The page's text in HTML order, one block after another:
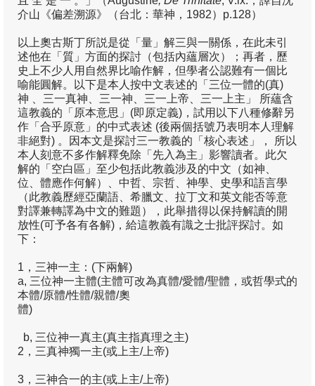
季報19
季報18
季報17
季報16
季報15
季報14
季報13
季報12
季報10
季報08
介山《偏差溯源》（台北：華神，1982）p.128）
以上奧古斯丁所説是從「量」解三與一關係，在此未引
述他在「質」方面的探討（包括內蘊層次）；再者，歷
史上不少人用自然界比喻作解，但學者公認難有一個比
喻能圓解。以下是本人按中文表述的「三位一體的(真)
神 、三一真神、三一神、三一上帝、三一上主」 所蘊含
這教義的「原本意思」(即原定義)，試用以下八種修辭另
作「合乎原意」的中式表述 (後兩個括號乃表明本人理解
非絕對) 。因本文是探討三一教義的「核心表述」， 所以
本人刻意不多作解釋免除「先入為主」影響讀者。此欠
解的「空白區」至少包括此教義涉及的中文（如神、
位、體應作何解）、中哲、宗哲、神學、史學和語言學
（此教義歷經亞蘭語、希臘文、拉丁文和英文能否等意
對譯兼轉譯為中文的難題），此舉措得以保持解讀的開
放性(可予各有各解)，給這教義有識之士批評探討。如
下：
1，三神一主：(下兩解)
a, 三位神一主體(主體可改為真體/愛體/聖體，或哲學式的
本體/原體/性體/親體/奧
體)
b, 三位神一真主(真主指真理之主)
2，三真神獨一主(或上主/上帝)
3，三神合一的主(或上主/上帝)